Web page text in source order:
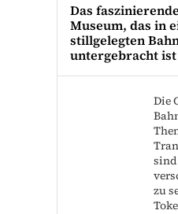
Das
Museum, das in
stillgelegten
untergebracht ist
Die
sind
zu